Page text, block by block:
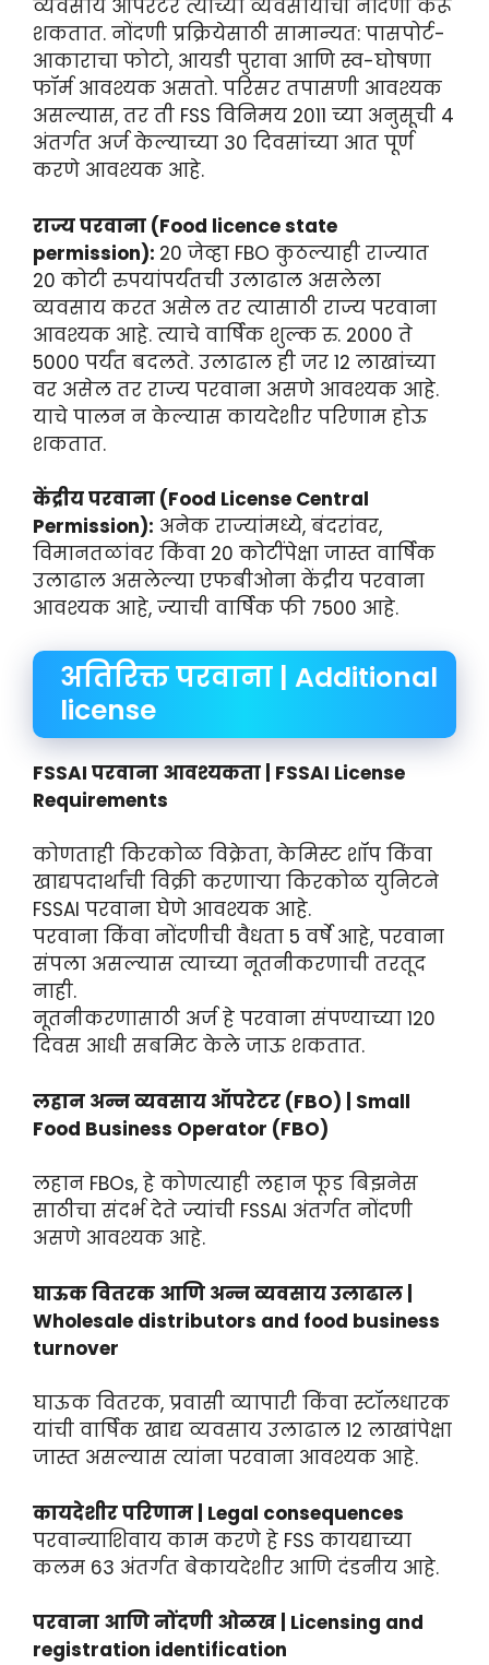
व्यवसाय ऑपरेटर त्यांच्या व्यवसायाची नोंदणी करू
शकतात. नोंदणी प्रक्रियेसाठी सामान्यत: पासपोर्ट-
आकाराचा फोटो, आयडी पुरावा आणि स्व-घोषणा
फॉर्म आवश्यक असतो. परिसर तपासणी आवश्यक
असल्यास, तर ती FSS विनिमय 2011 च्या अनुसूची 4
अंतर्गत अर्ज केल्याच्या 30 दिवसांच्या आत पूर्ण
करणे आवश्यक आहे.
राज्य परवाना (Food licence state
permission): 20 जेव्हा FBO कुठल्याही राज्यात
20 कोटी रुपयांपर्यंतची उलाढाल असलेला
व्यवसाय करत असेल तर त्यासाठी राज्य परवाना
आवश्यक आहे. त्याचे वार्षिक शुल्क रु. 2000 ते
5000 पर्यंत बदलते. उलाढाल ही जर 12 लाखांच्या
वर असेल तर राज्य परवाना असणे आवश्यक आहे.
याचे पालन न केल्यास कायदेशीर परिणाम होऊ
शकतात.
केंद्रीय परवाना (Food License Central
Permission): अनेक राज्यांमध्ये, बंदरांवर,
विमानतळांवर किंवा 20 कोटींपेक्षा जास्त वार्षिक
उलाढाल असलेल्या एफबीओना केंद्रीय परवाना
आवश्यक आहे, ज्याची वार्षिक फी 7500 आहे.
अतिरिक्त परवाना | Additional
license
FSSAI परवाना आवश्यकता | FSSAI License
Requirements
कोणताही किरकोळ विक्रेता, केमिस्ट शॉप किंवा
खाद्यपदार्थांची विक्री करणाऱ्या किरकोळ युनिटने
FSSAI परवाना घेणे आवश्यक आहे.
परवाना किंवा नोंदणीची वैधता 5 वर्षे आहे, परवाना
संपला असल्यास त्याच्या नूतनीकरणाची तरतूद
नाही.
नूतनीकरणासाठी अर्ज हे परवाना संपण्याच्या 120
दिवस आधी सबमिट केले जाऊ शकतात.
लहान अन्न व्यवसाय ऑपरेटर (FBO) | Small
Food Business Operator (FBO)
लहान FBOs, हे कोणत्याही लहान फूड बिझनेस
साठीचा संदर्भ देते ज्यांची FSSAI अंतर्गत नोंदणी
असणे आवश्यक आहे.
घाऊक वितरक आणि अन्न व्यवसाय उलाढाल |
Wholesale distributors and food business
turnover
घाऊक वितरक, प्रवासी व्यापारी किंवा स्टॉलधारक
यांची वार्षिक खाद्य व्यवसाय उलाढाल 12 लाखांपेक्षा
जास्त असल्यास त्यांना परवाना आवश्यक आहे.
कायदेशीर परिणाम | Legal consequences
परवान्याशिवाय काम करणे हे FSS कायद्याच्या
कलम 63 अंतर्गत बेकायदेशीर आणि दंडनीय आहे.
परवाना आणि नोंदणी ओळख | Licensing and
registration identification